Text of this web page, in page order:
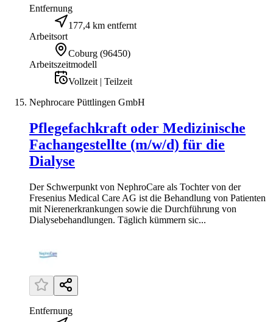
Entfernung
177,4 km entfernt
Arbeitsort
Coburg (96450)
Arbeitszeitmodell
Vollzeit | Teilzeit
Nephrocare Püttlingen GmbH
Pflegefachkraft oder Medizinische
Fachangestellte (m/w/d) für die
Dialyse
Der Schwerpunkt von NephroCare als Tochter von der
Fresenius Medical Care AG ist die Behandlung von Patienten
mit Nierenerkrankungen sowie die Durchführung von
Dialysebehandlungen. Täglich kümmern sic...
Entfernung